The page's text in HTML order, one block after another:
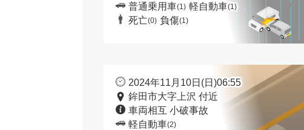
普通乗用車(1) 軽自動車(1)
死亡(0) 負傷(1)
2024年11月10日(日)06:55
鉾田市大字上沢 付近
車両相互 小破事故
軽自動車(2)